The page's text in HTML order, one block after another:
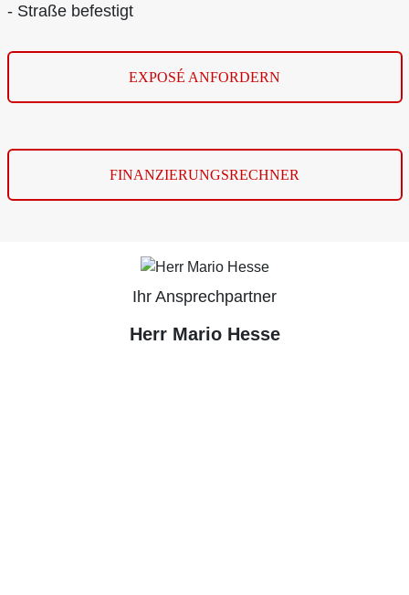
- Straße befestigt
EXPOSÉ ANFORDERN
FINANZIERUNGSRECHNER
Ihr Ansprechpartner
Herr Mario Hesse